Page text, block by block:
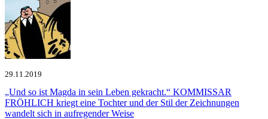
29.11.2019
„Und so ist Magda in sein Leben gekracht.“ KOMMISSAR
FRÖHLICH kriegt eine Tochter und der Stil der Zeichnungen
wandelt sich in aufregender Weise